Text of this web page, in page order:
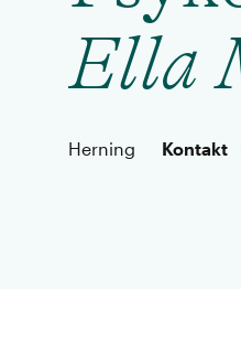
Ella
Herning Kontakt